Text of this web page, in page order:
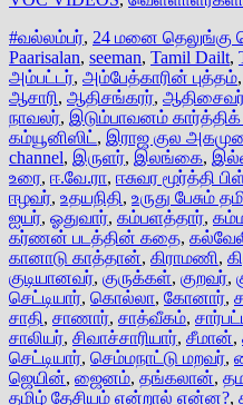
#வல்லம்பர், 24 மனை தெலுங்கு
Paarisalan, seeman, Tamil Dailt,
அம்பட்டர், அம்பேத்காரின் புத்தம்,
ஆசாரி, ஆதிசங்கரர்,
நாவலர், இடும்பாவனம் கார்த்திக்
கம்யூனிஸிட், இராஜ குல
channel, இருளர், இலங்கை,
உரை, ஈ.வே.ரா, ஈசுவர மூர்த்தி
ஈழவர், உதயநிதி, உருது பேசும்
ஐயர், ஓதுவார், கம்பளத்தார்,
கர்ணன் படத்தின் கதை,
கானாடு காத்தான், கிராமணி,
குடியானவர், குருக்கள், குறவர்,
செட்டியார், கொல்லா, கோனார்,
சாதி, சாணார், சாத்வீகம்,
சாலியர், சிவாச்சாரியார், சீமான்,
செட்டியார், செம்மநாட்டு மறவர்,
ஜெயின், ஜைனம், தங்கலான்,
தமிழ் தேசியம் என்றால் என்ன?,